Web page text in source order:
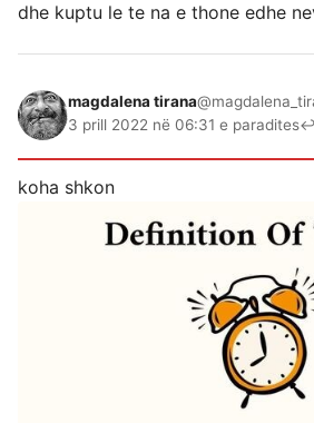
dhe kuptu le te na e thone edhe
magdalena tirana
3 prill 2022 në 06:31 e paradites↩
koha shkon